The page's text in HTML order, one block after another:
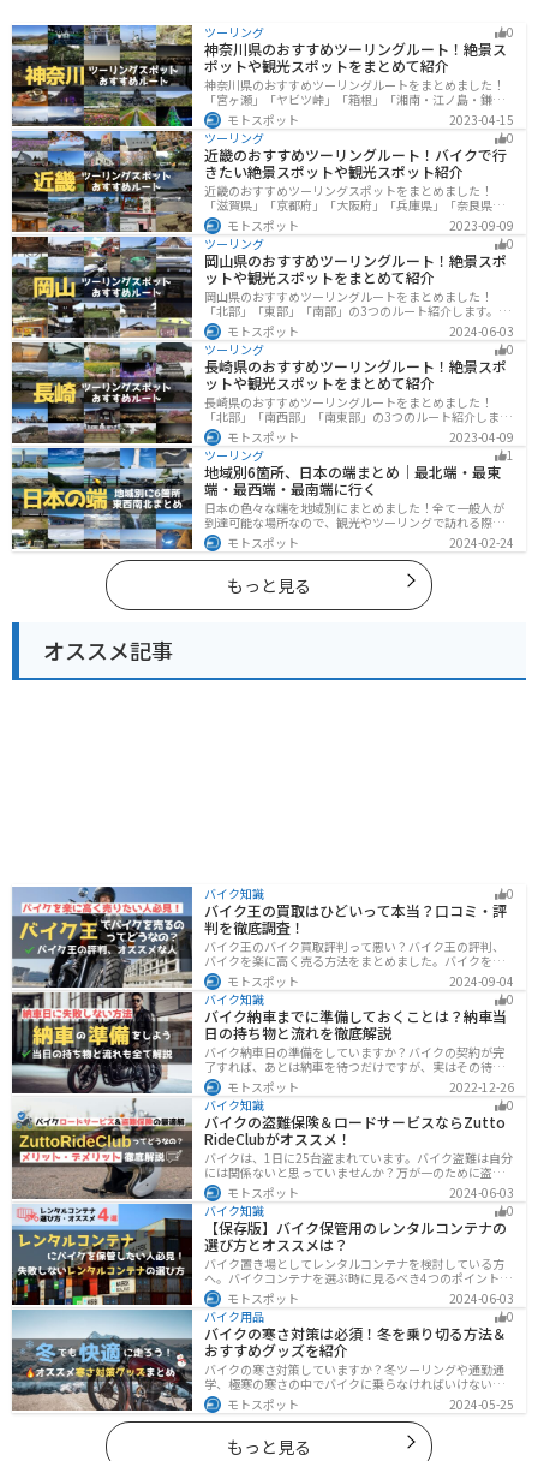
ツーリング 0
神奈川県のおすすめツーリングルート！絶景ス
ポットや観光スポットをまとめて紹介
神奈川県のおすすめツーリングルートをまとめました！
「宮ヶ瀬」「ヤビツ峠」「箱根」「湘南・江ノ島・鎌
倉」「三浦」「みなとみらい」の6つのルート紹介しま
す。自然豊かなスポット、歴史ある観光名所、都市部で
楽しめるツーリングスポットまで多数あります。バイク
で神奈川県にツーリングに行く際は参考にしてくださ
い。
モトスポット
2023-04-15
ツーリング
0
近畿のおすすめツーリングルート！バイクで行
きたい絶景スポットや観光スポット紹介
近畿のおすすめツーリングスポットをまとめました！
「滋賀県」「京都府」「大阪府」「兵庫県」「奈良県」
「和歌山」の各県の観光地紹介します。自然豊かな山々
や湖、温泉地が点在し、四季折々の景色を楽しめるスポ
ットが多数あります。バイクで近畿にツーリングに行く
際は参考にしてください。
モトスポット
2023-09-09
ツーリング
0
岡山県のおすすめツーリングルート！絶景スポ
ットや観光スポットをまとめて紹介
岡山県のおすすめツーリングルートをまとめました！
「北部」「東部」「南部」の3つのルート紹介します。岡
山市や倉敷市など、歴史ある街並みも魅力的で、バイク
ツーリングに最適なスポットが多数あります。バイクで
岡山県にツーリングに行く際は参考にしてください。
モトスポット
2024-06-03
ツーリング
0
長崎県のおすすめツーリングルート！絶景スポ
ットや観光スポットをまとめて紹介
長崎県のおすすめツーリングルートをまとめました！
「北部」「南西部」「南東部」の3つのルート紹介しま
す。国際色豊かな街並みや世界遺産、絶景ポイントが数
多く存在し、様々な楽しみ方ができます。バイクで長崎
県にツーリングに行く際は参考にしてください。
モトスポット
2023-04-09
ツーリング
1
地域別6箇所、日本の端まとめ｜最北端・最東
端・最西端・最南端に行く
日本の色々な端を地域別にまとめました！全て一般人が
到達可能な場所なので、観光やツーリングで訪れる際の
参考にしてください。
モトスポット 2024-02-24
もっと見る
オススメ記事
バイク知識 0
バイク王の買取はひどいって本当？口コミ・評
判を徹底調査！
バイク王のバイク買取評判って悪い？バイク王の評判、
バイクを楽に高く売る方法をまとめました。バイクを売
却しようと考えている方は、是非参考にしてください。
モトスポット
2024-09-04
バイク知識
0
バイク納車までに準備しておくことは？納車当
日の持ち物と流れを徹底解説
バイク納車日の準備をしていますか？バイクの契約が完
了すれば、あとは納車を待つだけですが、実はその待っ
ている間に準備しておくことはたくさんあります。納車
当日に慌てずに済むよう、しっかり確認して準備してお
きましょう。
モトスポット
2022-12-26
バイク知識
0
バイクの盗難保険＆ロードサービスならZutto
RideClubがオススメ！
バイクは、1日に25台盗まれています。バイク盗難は自分
には関係ないと思っていませんか？万が一のために盗難
保険を検討しておきましょう。この記事ではオススメの
バイク盗難保険「ZuttoRideClub」について解説します。
ロードサービスや会員限定特典などもあるので、お得な
バイク盗難保険を探している人に最適です。
モトスポット
2024-06-03
バイク知識
0
【保存版】バイク保管用のレンタルコンテナの
選び方とオススメは？
バイク置き場としてレンタルコンテナを検討している方
へ。バイクコンテナを選ぶ時に見るべき4つのポイントと
オススメのレンタルコンテナ会社を徹底解説。これさえ
読めば自分に最適なレンタルコンテナを見つけることが
できます。
モトスポット
2024-06-03
バイク用品
0
バイクの寒さ対策は必須！冬を乗り切る方法＆
おすすめグッズを紹介
バイクの寒さ対策していますか？冬ツーリングや通勤通
学、極寒の寒さの中でバイクに乗らなければいけない時
でも快適に乗る方法をまとめました！オススメの寒さ対
策グッズも紹介しているので、これで寒い冬でも快適に
バイクに乗りましょう！
モトスポット 2024-05-25
もっと見る